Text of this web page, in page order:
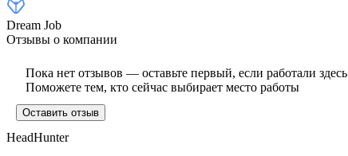
Dream Job
Отзывы о компании
Пока нет отзывов — оставьте первый, если работали здесь
Поможете тем, кто сейчас выбирает место работы
Оставить отзыв
HeadHunter